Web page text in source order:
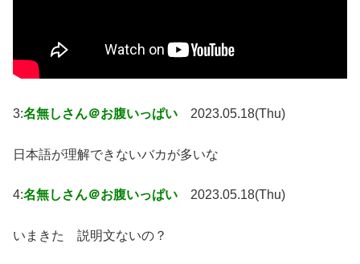
3:名無しさん＠お腹いっぱい 2023.05.18(Thu)
日本語が理解できないバカが多いな
4:名無しさん＠お腹いっぱい 2023.05.18(Thu)
いまきた 説明文ないの？